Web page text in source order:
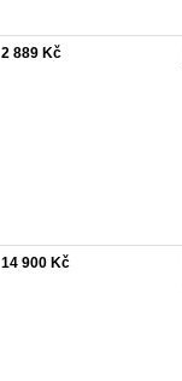
2 889 Kč
14 900 Kč